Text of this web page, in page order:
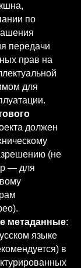
по
передачи
прав на
для
должен
(не
— для
метаданные:
языке
в